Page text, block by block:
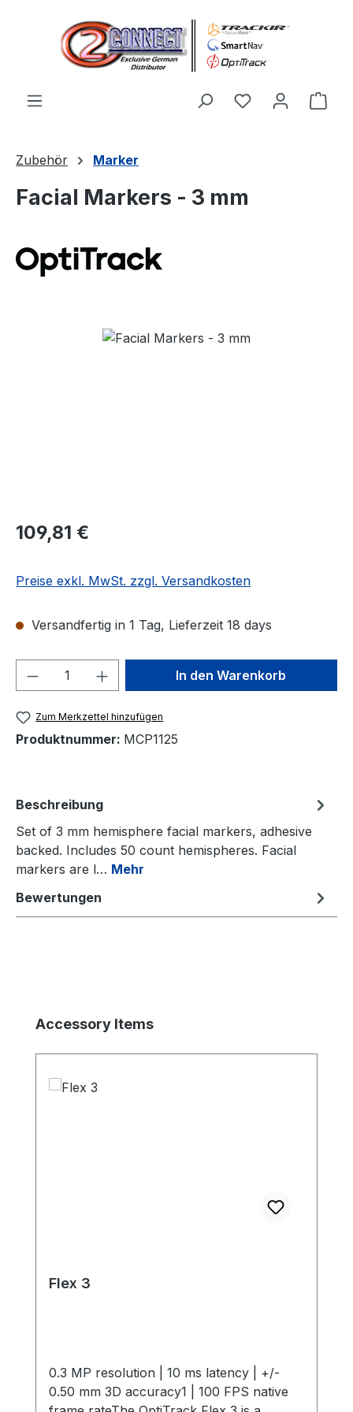
Zum Hauptinhalt springen
Du hast 0
Zubehör Marker
Facial Markers - 3 mm
Bildergalerie überspringen
Regulärer Preis:
109,81 €
Preise exkl. MwSt. zzgl. Versandkosten
Versandfertig in 1 Tag, Lieferzeit 18 days
Produkt Anzahl: Gib denIn den Warenkorb
Zum Merkzettel hinzufügen
Produktnummer: MCP1125
Beschreibung
Set of 3 mm hemisphere facial markers, adhesive
backed. Includes 50 count hemispheres. Facial
markers are l… Mehr
Bewertungen
Produktgalerie überspringen
Accessory Items
Flex 3
0.3 MP resolution | 10 ms latency | +/-
0.50 mm 3D accuracy1 | 100 FPS native